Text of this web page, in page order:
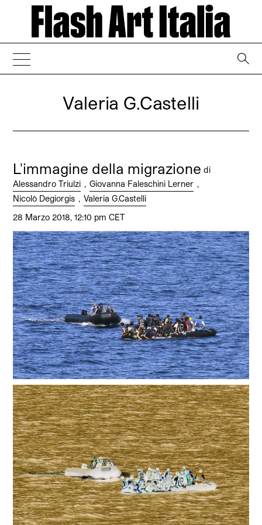
Valeria G.Castelli
L'immagine della migrazione di
Alessandro Triulzi , Giovanna Faleschini Lerner ,
Nicolò Degiorgis , Valeria G.Castelli
28 Marzo 2018, 12:10 pm CET